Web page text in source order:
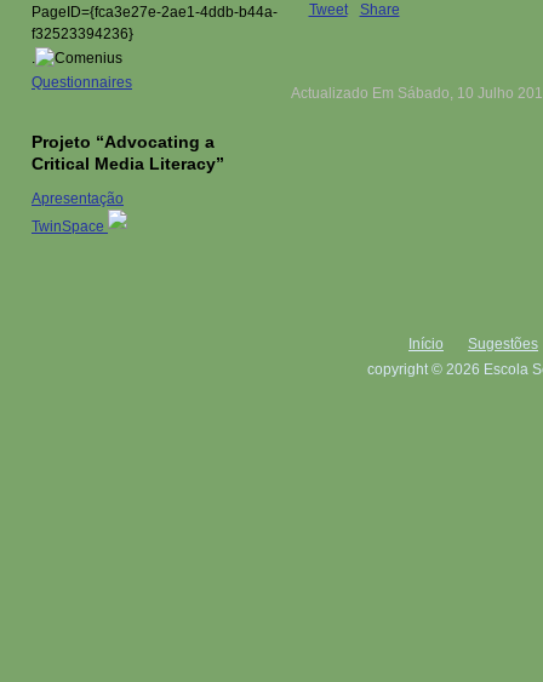
Tweet Share
Actualizado Em Sábado, 10 Julho
.
Questionnaires
Projeto “Advocating a
Critical Media Literacy”
Apresentação
TwinSpace
Início
Sugestões
copyright © 2026 Escola